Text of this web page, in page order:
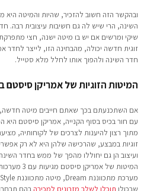
ובהקשר הזה חשוב להזכיר, שהיות והמיטה היא
השינה, הרי שיש לה גם חשיבות עיצובית רבה.
שיקי ומרשים אם יש בו מיטה ישנה, חצי
זוגית חדשה יכולה, מהבחינה הזו, לייצר
חדר השינה ולהפוך אותו לחלל מלא סטייל.
המיטות הזוגיות של אמריקן
אם השתכנעתם בכך שאתם חייבים מיטה
עם חור בכיס בסוף הקנייה, אמריקן סיסטם היא
מתוך רצון להיענות לצרכים של לקוחותיה,
זוגיות במבצע, שהרכישה שלהן היא לא רק
ועיצוב הן גם יחוללו מהפך של ממש בחדר השינה
המיטות של
שבכולן תוכלו לשלב מזרונים למכירה בהם